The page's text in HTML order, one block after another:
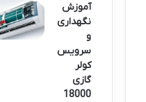
آموزش
نگهداری
و
سرویس
کولر
گازی
18000